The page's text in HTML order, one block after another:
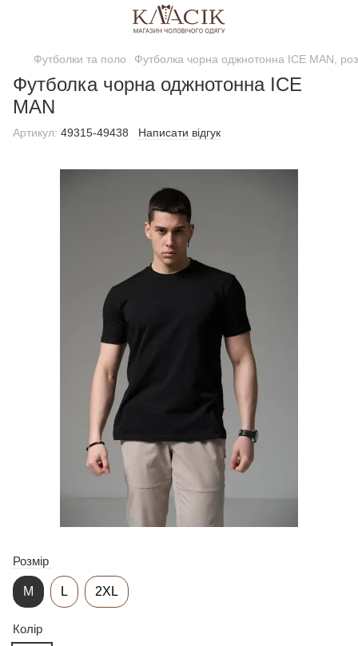
Футболки та поло Футболка чорна оджнотонна ICE MAN,
Футболка чорна оджнотонна ICE
MAN
Артикул: 49315-49438 Написати відгук
Розмір
M L 2XL
Колір